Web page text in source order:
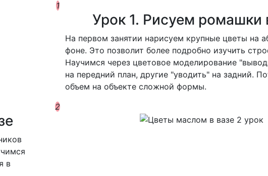
1
Урок 1. Рисуем ромашки
На первом занятии нарисуем крупные цветы на
фоне. Это позволит более подробно изучить
Научимся через цветовое моделирование
на передний план, другие "уводить" на задний.
объем на объекте сложной формы.
2
в